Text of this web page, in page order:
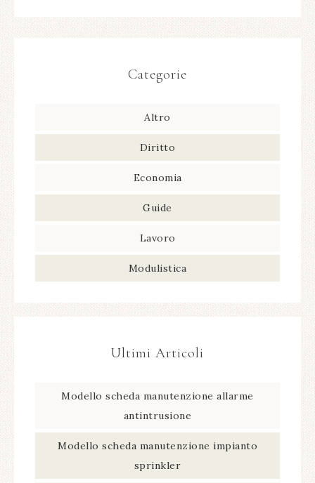
Categorie
Altro
Diritto
Economia
Guide
Lavoro
Modulistica
Ultimi Articoli
Modello scheda manutenzione allarme
antintrusione​
Modello scheda manutenzione impianto
sprinkler​